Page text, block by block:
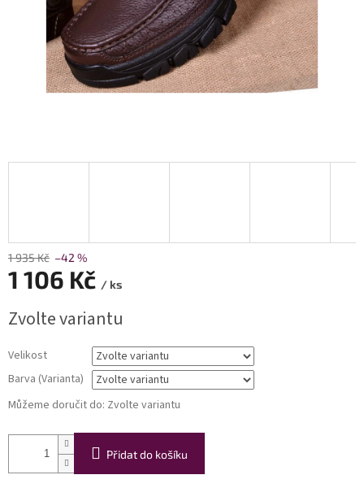
1 935 Kč –42 %
1 106 Kč / ks
cena:
Zvolte variantu
Velikost
Barva (Varianta)
Můžeme doručit do: Zvolte variantu
Přidat do košíku